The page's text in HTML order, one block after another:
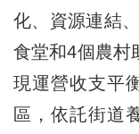
化、資源連結
食堂和4個農村
現運營收支平
區，依託街道